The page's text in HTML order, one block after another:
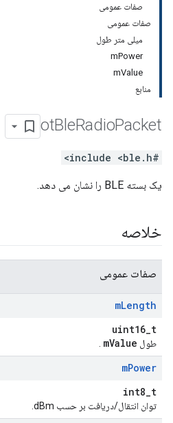
صفات عمومی
صفات عمومی
میلی متر طول
mPower
mValue
منابع
otBleRadioPacket
#include <ble.h>
یک بسته BLE را نشان می دهد.
خلاصه
صفات عمومی
mLength
uint16_t
طول mValue
mPower
int8_t
توان انتقال/دریافت بر حسب dBm.